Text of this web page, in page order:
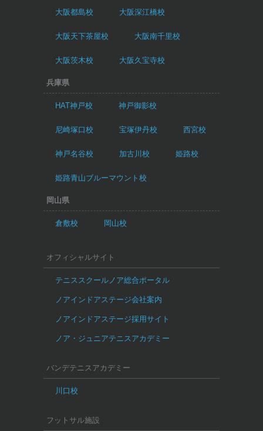
大阪都島校 大阪深江橋校
大阪天下茶屋校 大阪南千里校
大阪茨木校 大阪久宝寺校
兵庫県
HAT神戸校 神戸御影校
尼崎塚口校 宝塚伊丹校 西宮校
神戸名谷校 加古川校 姫路校
姫路青山ブルーマウント校
岡山県
倉敷校 岡山校
オフィシャルサイト
テニススクールノア総合ポータル
ノアインドアステージ会社案内
ノアインドアステージ採用サイト
ノア・ジュニアテニスアカデミー
バンデテニスアカデミー
川口校
フットサル施設